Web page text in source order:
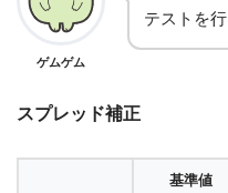
ゲムゲム
テストを
スプレッド補正
基準値